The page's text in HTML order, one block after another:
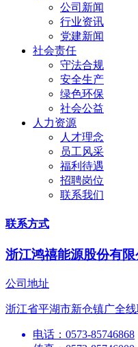
公司新闻
行业资讯
党建新闻
社会责任
守法合规
安全生产
绿色环保
社会公益
人力资源
人才理念
员工风采
福利待遇
招聘岗位
联系我们
联系方式
浙江鸿禧能源股份有限
公司地址
浙江省平湖市新仓镇广全线
电话：0573-85746868